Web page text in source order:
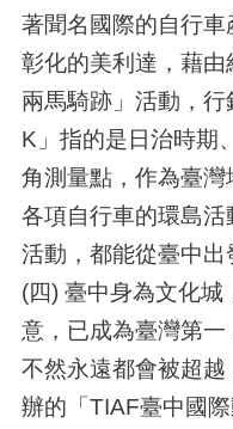
著聞名國際的自行車
彰化的美利達，藉
兩馬騎跡」活動，
K」指的是日治時期
角測量點，作為臺
各項自行車的環島
活動，都能從臺中出
(四) 臺中身為文化城
意，已成為臺灣第一
不然永遠都會被超
辦的「TIAF臺中國